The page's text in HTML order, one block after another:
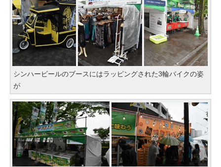
シンハービールのブースにはラッピングされた3輪バイクの姿
が